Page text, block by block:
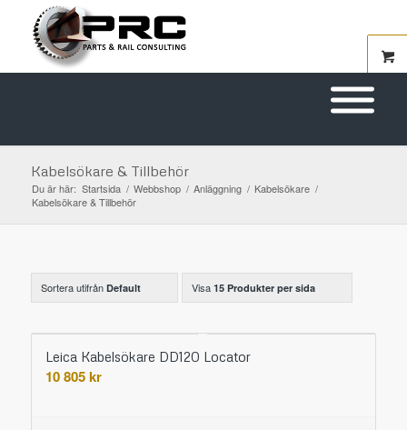
Kabelsökare & Tillbehör
Du är här: Startsida / Webbshop / Anläggning / Kabelsökare /
Kabelsökare & Tillbehör
Sortera utifrån Default Visa 15 Produkter per sida
Leica Kabelsökare DD120 Locator
10 805kr